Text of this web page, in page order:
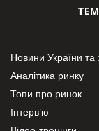
Новини України та
Аналітика ринку
Топи про ринок
Інтерв’ю